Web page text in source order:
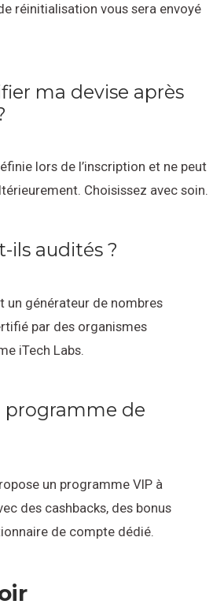
réinitialisation vous sera envoyé
ma devise après
lors de l’inscription et ne peut
Choisissez avec soin.
ils audités ?
un générateur de nombres
par des organismes
iTech Labs.
programme de
un programme VIP à
des cashbacks, des bonus
de compte dédié.